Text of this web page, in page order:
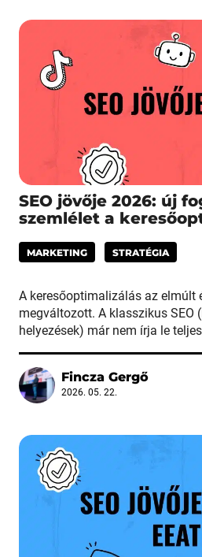
SEO jövője 2026: új
szemlélet a
MARKETING STRATÉGIA
A keresőoptimalizálás az elmúlt
megváltozott. A klasszikus SEO
helyezések) már nem írja le
Fincza Gergő
2026. 05. 22.